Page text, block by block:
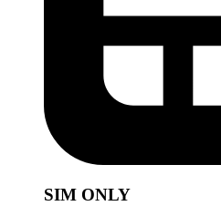
SIM ONLY